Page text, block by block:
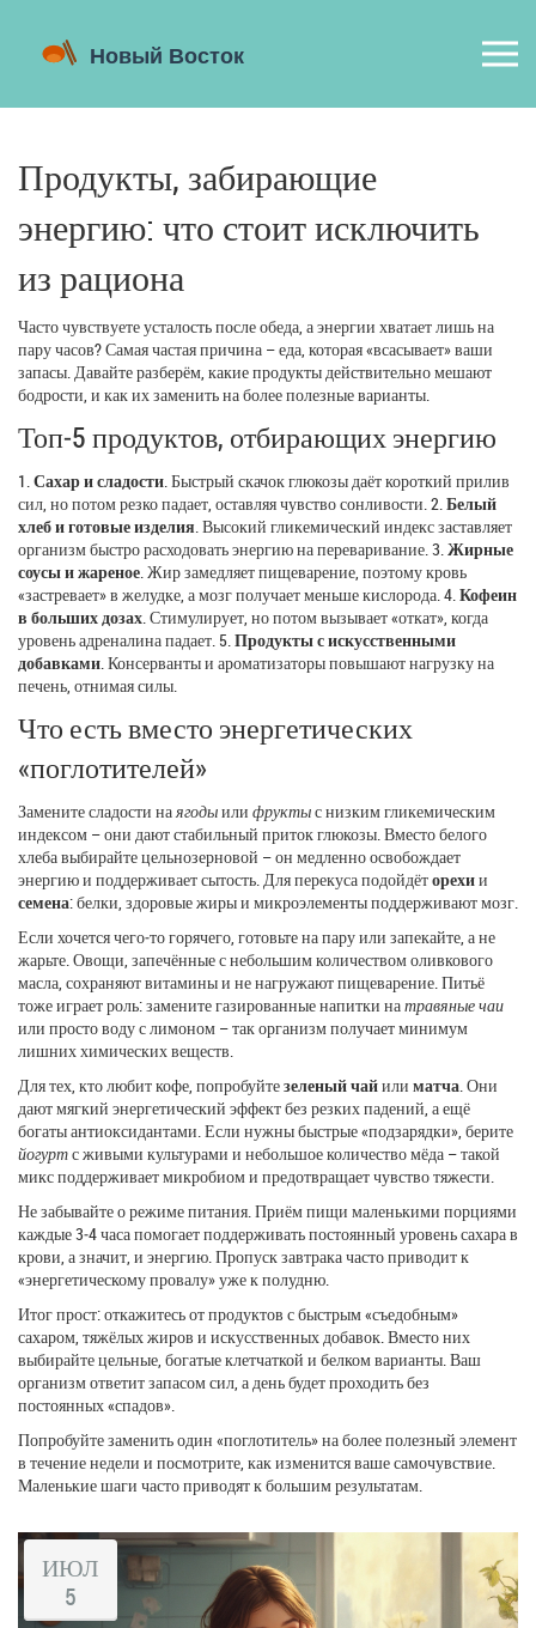
Продукты, забирающие
энергию: что стоит исключить
из рациона
Часто чувствуете усталость после обеда, а энергии хватает лишь на
пару часов? Самая частая причина – еда, которая «всасывает» ваши
запасы. Давайте разберём, какие продукты действительно мешают
бодрости, и как их заменить на более полезные варианты.
Топ‑5 продуктов, отбирающих энергию
1. Сахар и сладости . Быстрый скачок глюкозы даёт короткий прилив
сил, но потом резко падает, оставляя чувство сонливости. 2. Белый
хлеб и готовые изделия . Высокий гликемический индекс заставляет
организм быстро расходовать энергию на переваривание. 3. Жирные
соусы и жареное . Жир замедляет пищеварение, поэтому кровь
«застревает» в желудке, а мозг получает меньше кислорода. 4. Кофеин
в больших дозах . Стимулирует, но потом вызывает «откат», когда
уровень адреналина падает. 5. Продукты с искусственными
добавками . Консерванты и ароматизаторы повышают нагрузку на
печень, отнимая силы.
Что есть вместо энергетических
«поглотителей»
Замените сладости наягодыили фруктыс низким гликемическим
индексом – они дают стабильный приток глюкозы. Вместо белого
хлеба выбирайте цельнозерновой – он медленно освобождает
энергию и поддерживает сытость. Для перекуса подойдёторехии
семена: белки, здоровые жиры и микроэлементы поддерживают мозг.
Если хочется чего‑то горячего, готовьте на пару или запекайте, а не
жарьте. Овощи, запечённые с небольшим количеством оливкового
масла, сохраняют витамины и не нагружают пищеварение. Питьё
тоже играет роль: замените газированные напитки натравяные чаи
или просто воду с лимоном – так организм получает минимум
лишних химических веществ.
Для тех, кто любит кофе, попробуйтезеленый чайили матча . Они
дают мягкий энергетический эффект без резких падений, а ещё
богаты антиоксидантами. Если нужны быстрые «подзарядки», берите
йогуртс живыми культурами и небольшое количество мёда – такой
микс поддерживает микробиом и предотвращает чувство тяжести.
Не забывайте о режиме питания. Приём пищи маленькими порциями
каждые 3‑4 часа помогает поддерживать постоянный уровень сахара в
крови, а значит, и энергию. Пропуск завтрака часто приводит к
«энергетическому провалу» уже к полудню.
Итог прост: откажитесь от продуктов с быстрым «съедобным»
сахаром, тяжёлых жиров и искусственных добавок. Вместо них
выбирайте цельные, богатые клетчаткой и белком варианты. Ваш
организм ответит запасом сил, а день будет проходить без
постоянных «спадов».
Попробуйте заменить один «поглотитель» на более полезный элемент
в течение недели и посмотрите, как изменится ваше самочувствие.
Маленькие шаги часто приводят к большим результатам.
ИЮЛ
5